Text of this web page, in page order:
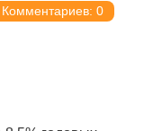
Комментариев: 0